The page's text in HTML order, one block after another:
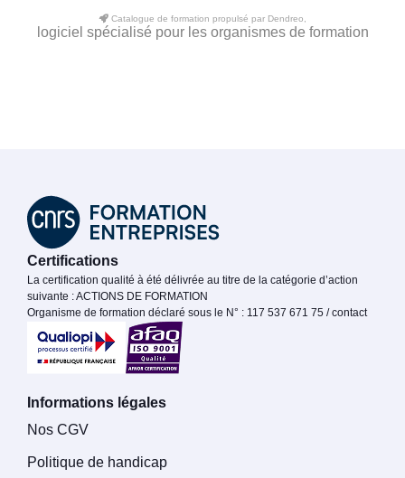
Catalogue de formation propulsé par Dendreo,
logiciel spécialisé pour les organismes de formation
Certifications
La certification qualité à été délivrée au titre de la catégorie d’action
suivante : ACTIONS DE FORMATION
Organisme de formation déclaré sous le N° : 117 537 671 75 / contact
Informations légales
Nos CGV
Politique de handicap